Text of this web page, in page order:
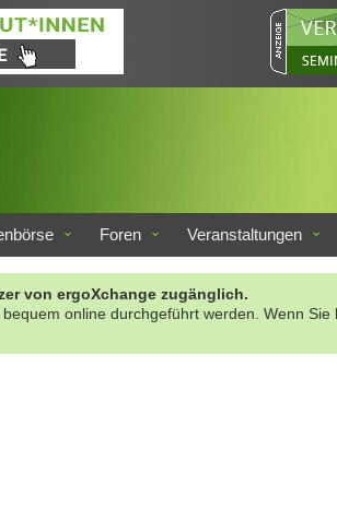
Foren Veranstaltungen
von ergoXchange zugänglich.
online durchgeführt werden. Wenn Sie